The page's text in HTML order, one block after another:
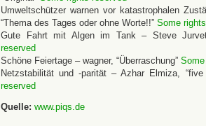
Umweltschützer warnen vor katastrophalen
“Thema des Tages oder ohne Worte!!” Some
Gute Fahrt mit Algen im Tank – Steve
reserved
Schöne Feiertage – wagner, “Überraschung”
Netzstabilität und -parität – Azhar Elmiza,
reserved
Quelle: www.piqs.de